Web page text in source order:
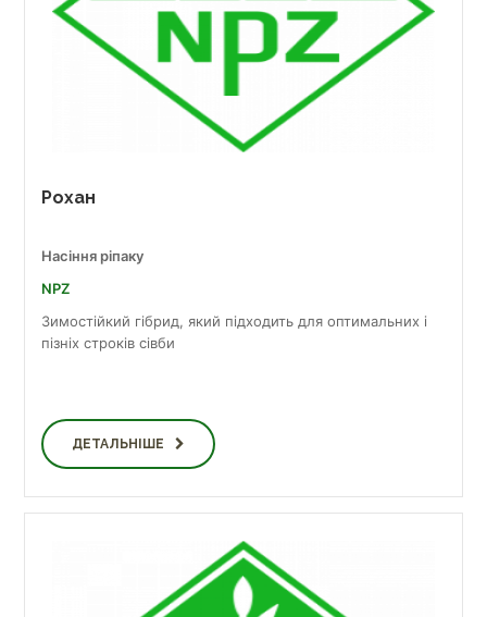
Рохан
Насіння ріпаку
NPZ
Зимостійкий гібрид, який підходить для оптимальних і
пізніх строків сівби
ДЕТАЛЬНІШЕ